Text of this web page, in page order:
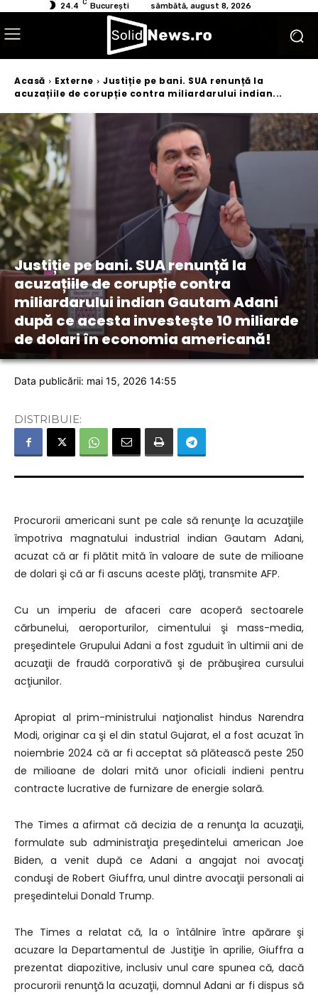
24.4 C București sâmbătă, august 8, 2026
Acasă Externe
Justiție pe bani. SUA renunță la
acuzațiile de corupție contra miliardarului indian...
Justiție pe bani. SUA renunță la
acuzațiile de corupție contra
miliardarului indian Gautam Adani
după ce acesta investește 10 miliarde
de dolari în economia americană!
Data publicării: mai 15, 2026 14:55
DISTRIBUIE:
Procurorii americani sunt pe cale să renunţe la acuzaţiile
împotriva magnatului industrial indian Gautam Adani,
acuzat că ar fi plătit mită în valoare de sute de milioane
de dolari şi că ar fi ascuns aceste plăţi, transmite AFP.
Cu un imperiu de afaceri care acoperă sectoarele
cărbunelui, aeroporturilor, cimentului şi mass-media,
preşedintele Grupului Adani a fost zguduit în ultimii ani de
acuzaţii de fraudă corporativă şi de prăbuşirea cursului
acţiunilor.
Apropiat al prim-ministrului naţionalist hindus Narendra
Modi, originar ca şi el din statul Gujarat, el a fost acuzat în
noiembrie 2024 că ar fi acceptat să plătească peste 250
de milioane de dolari mită unor oficiali indieni pentru
contracte lucrative de furnizare de energie solară.
The Times a afirmat că decizia de a renunţa la acuzaţii,
formulate sub administraţia preşedintelui american Joe
Biden, a venit după ce Adani a angajat noi avocaţi
conduşi de Robert Giuffra, unul dintre avocaţii personali ai
preşedintelui Donald Trump.
The Times a relatat că, la o întâlnire între apărare şi
acuzare la Departamentul de Justiţie în aprilie, Giuffra a
prezentat diapozitive, inclusiv unul care spunea că, dacă
procurorii renunţă la acuzaţii, domnul Adani ar fi dispus să